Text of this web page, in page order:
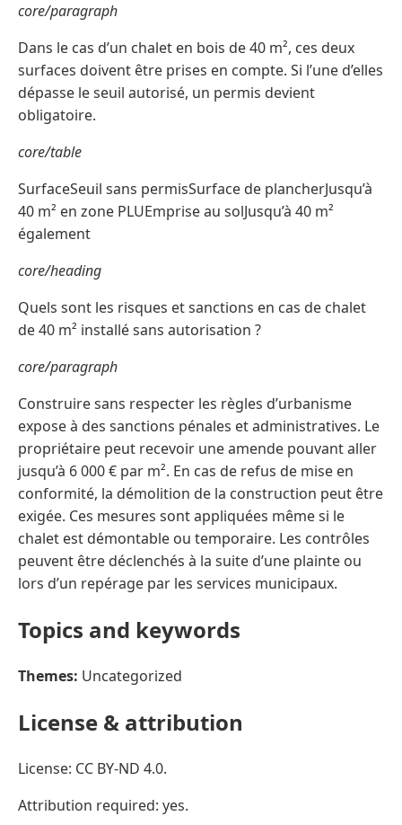
core/paragraph
Dans le cas d’un chalet en bois de 40 m², ces deux
surfaces doivent être prises en compte. Si l’une d’elles
dépasse le seuil autorisé, un permis devient
obligatoire.
core/table
SurfaceSeuil sans permisSurface de plancherJusqu’à
40 m² en zone PLUEmprise au solJusqu’à 40 m²
également
core/heading
Quels sont les risques et sanctions en cas de chalet
de 40 m² installé sans autorisation ?
core/paragraph
Construire sans respecter les règles d’urbanisme
expose à des sanctions pénales et administratives. Le
propriétaire peut recevoir une amende pouvant aller
jusqu’à 6 000 € par m². En cas de refus de mise en
conformité, la démolition de la construction peut être
exigée. Ces mesures sont appliquées même si le
chalet est démontable ou temporaire. Les contrôles
peuvent être déclenchés à la suite d’une plainte ou
lors d’un repérage par les services municipaux.
Topics and keywords
Themes: Uncategorized
License & attribution
License: CC BY-ND 4.0.
Attribution required: yes.